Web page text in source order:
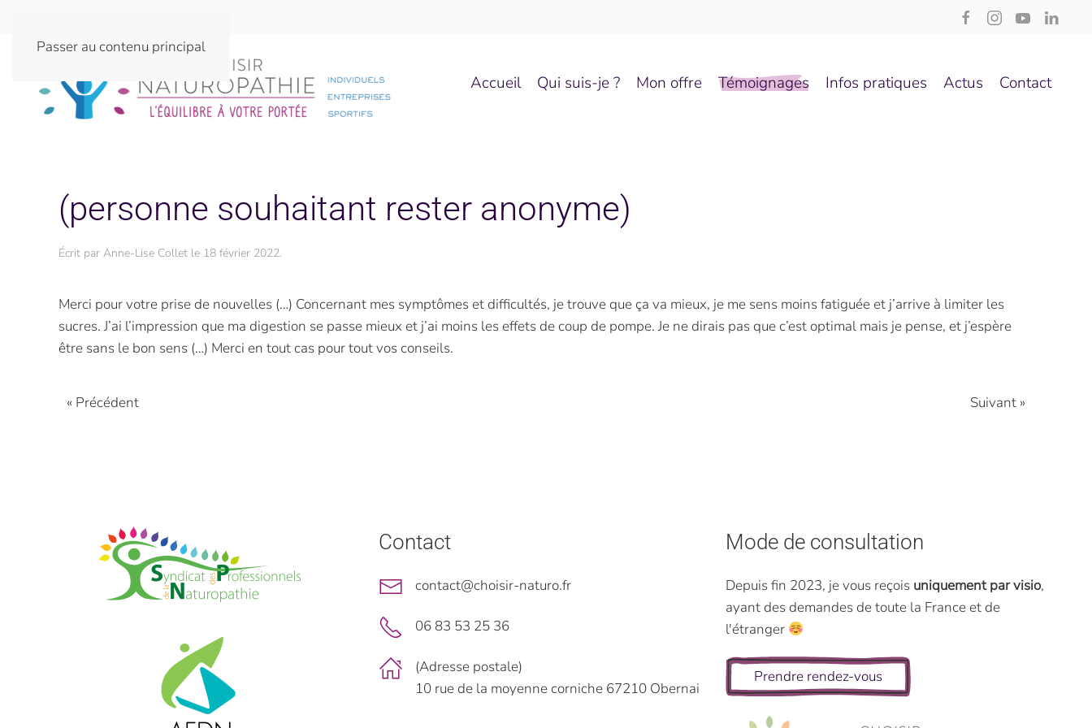
Passer au contenu principal
Accueil Qui suis-je ? Mon offre Témoignages Infos pratiques Actus Contact
(personne souhaitant rester anonyme)
Écrit par Anne-Lise Collet le 18 février 2022.
Merci pour votre prise de nouvelles (…) Concernant mes symptômes et difficultés, je trouve que ça va mieux, je me sens moins fatiguée et j’arrive à limiter les
sucres. J’ai l’impression que ma digestion se passe mieux et j’ai moins les effets de coup de pompe. Je ne dirais pas que c’est optimal mais je pense, et j’espère
être sans le bon sens (…) Merci en tout cas pour tout vos conseils.
« Précédent Suivant »
Contact
contact@choisir-naturo.fr
06 83 53 25 36
(Adresse postale)
10 rue de la moyenne corniche 67210 Obernai
Mode de consultation
Depuis fin 2023, je vous reçois uniquement par visio,
ayant des demandes de toute la France et de
l'étranger
Prendre rendez-vous